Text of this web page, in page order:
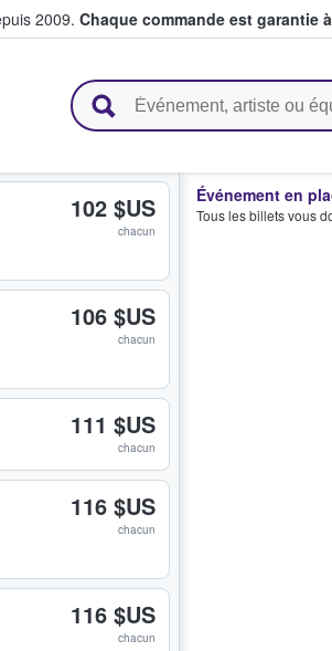
2009. Chaque commande est garantie
des billets
102 $US
chacun
106 $US
chacun
111 $US
chacun
116 $US
chacun
116 $US
chacun
Événement en
Tous les billets vous